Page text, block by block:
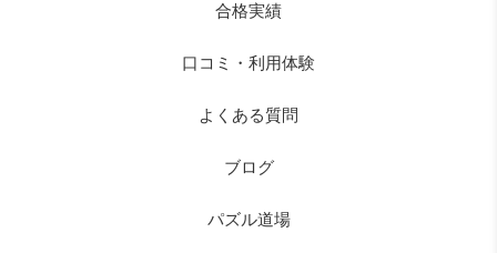
合格実績
口コミ・利用体験
よくある質問
ブログ
パズル道場